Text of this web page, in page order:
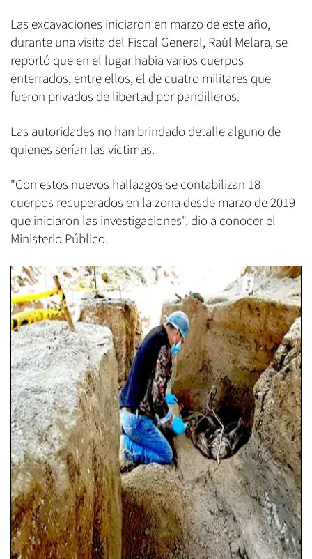
Las excavaciones iniciaron en marzo de este año,
durante una visita del Fiscal General, Raúl Melara, se
reportó que en el lugar había varios cuerpos
enterrados, entre ellos, el de cuatro militares que
fueron privados de libertad por pandilleros.
Las autoridades no han brindado detalle alguno de
quienes serían las víctimas.
"Con estos nuevos hallazgos se contabilizan 18
cuerpos recuperados en la zona desde marzo de 2019
que iniciaron las investigaciones", dio a conocer el
Ministerio Público.